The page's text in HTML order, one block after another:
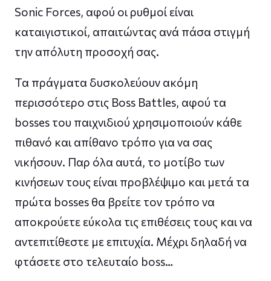
Sonic Forces, αφού οι ρυθμοί είναι
καταιγιστικοί, απαιτώντας ανά πάσα στιγμή
την απόλυτη προσοχή σας.
Τα πράγματα δυσκολεύουν ακόμη
περισσότερο στις Boss Battles, αφού τα
bosses του παιχνιδιού χρησιμοποιούν κάθε
πιθανό και απίθανο τρόπο για να σας
νικήσουν. Παρ όλα αυτά, το μοτίβο των
κινήσεων τους είναι προβλέψιμο και μετά τα
πρώτα bosses θα βρείτε τον τρόπο να
αποκρούετε εύκολα τις επιθέσεις τους και να
αντεπιτίθεστε με επιτυχία. Μέχρι δηλαδή να
φτάσετε στο τελευταίο boss…